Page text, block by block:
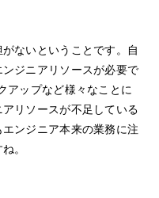
ないということです。自
ジニアリソースが必要で
アップなど様々なことに
リソースが不足している
ンジニア本来の業務に注
。